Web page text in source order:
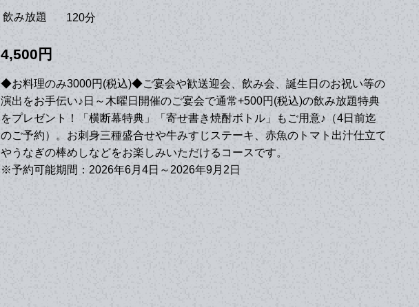
飲み放題 120分
4,500円
◆お料理のみ3000円(税込)◆ご宴会や歓送迎会、飲み会、誕生日のお祝い等の
演出をお手伝い♪日～木曜日開催のご宴会で通常+500円(税込)の飲み放題特典
をプレゼント！「横断幕特典」「寄せ書き焼酎ボトル」もご用意♪（4日前迄
のご予約）。お刺身三種盛合せや牛みすじステーキ、赤魚のトマト出汁仕立て
やうなぎの棒めしなどをお楽しみいただけるコースです。
※予約可能期間：2026年6月4日～2026年9月2日